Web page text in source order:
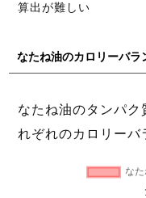
算出が難しい
なたね油のカロリーバラ
なたね油のタンパ
れぞれのカロリーバ